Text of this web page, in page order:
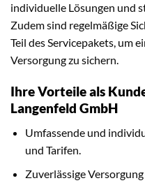
individuelle Lösungen und
Zudem sind regelmäßige
Teil des Servicepakets, um
Versorgung zu sichern.
Ihre Vorteile als
Langenfeld GmbH
Umfassende und
und Tarifen.
Zuverlässige